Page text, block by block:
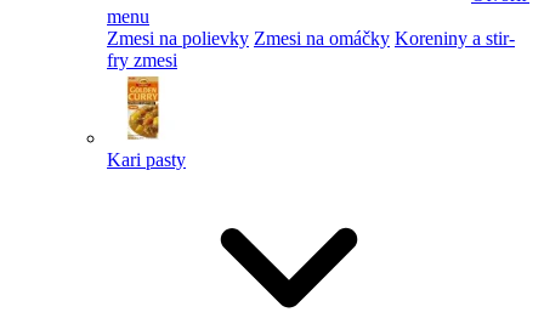
menu
Zmesi na polievky Zmesi na omáčky Koreniny a stir-
fry zmesi
Kari pasty